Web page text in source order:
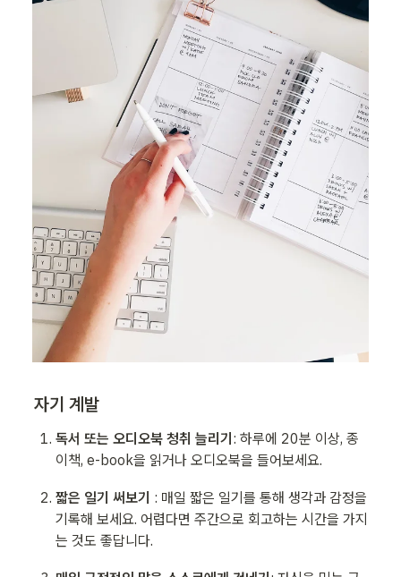
자기 계발
독서 또는 오디오북 청취 늘리기 : 하루에 20분 이상, 종
이책, e-book을 읽거나 오디오북을 들어보세요.
짧은 일기 써보기 : 매일 짧은 일기를 통해 생각과 감정을
기록해 보세요. 어렵다면 주간으로 회고하는 시간을 가지
는 것도 좋답니다.